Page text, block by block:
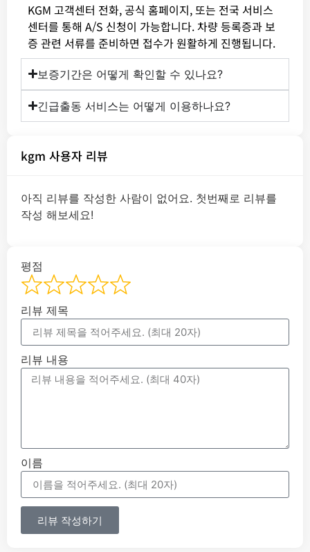
KGM 고객센터 전화, 공식 홈페이지, 또는 전국 서비스
센터를 통해 A/S 신청이 가능합니다. 차량 등록증과 보
증 관련 서류를 준비하면 접수가 원활하게 진행됩니다.
보증기간은 어떻게 확인할 수 있나요?
긴급출동 서비스는 어떻게 이용하나요?
kgm 사용자 리뷰
아직 리뷰를 작성한 사람이 없어요. 첫번째로 리뷰를
작성 해보세요!
평점
리뷰 제목
리뷰 내용
이름
리뷰 작성하기